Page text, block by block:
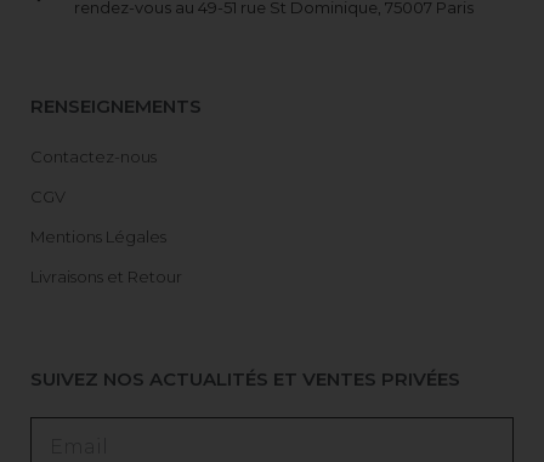
rendez-vous au 49-51 rue St Dominique, 75007 Paris
RENSEIGNEMENTS
Contactez-nous
CGV
Mentions Légales
Livraisons et Retour
SUIVEZ NOS ACTUALITÉS ET VENTES PRIVÉES